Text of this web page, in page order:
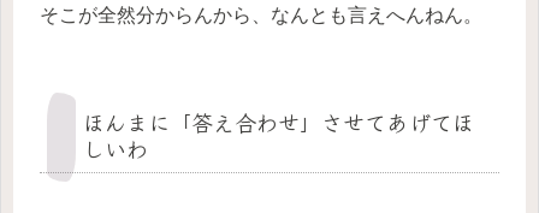
そこが全然分からんから、なんとも言えへんねん。
ほんまに「答え合わせ」させてあげてほ
しいわ